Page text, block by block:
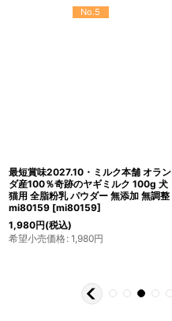
No.5
最短賞味2027.10・ミルク本舗 オラン
ダ産100％奇跡のヤギミルク 100g 犬
猫用 全脂粉乳 パウダー 無添加 無調整
mi80159 [mi80159]
1,980円(税込)
希望小売価格: 1,980円